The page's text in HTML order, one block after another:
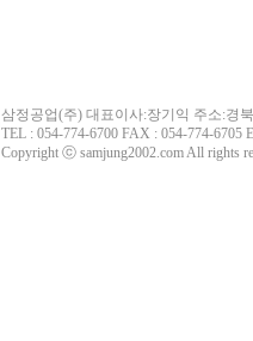
삼정공업(주) 대표이사:장기익 주소:경
TEL : 054-774-6700 FAX : 054-774-6705
Copyright ⓒ samjung2002.com All rights